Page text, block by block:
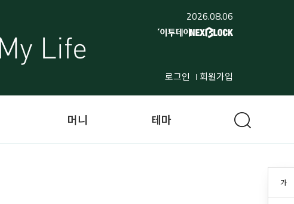
2026.08.06
로그인 회원가입
가
머니 테마